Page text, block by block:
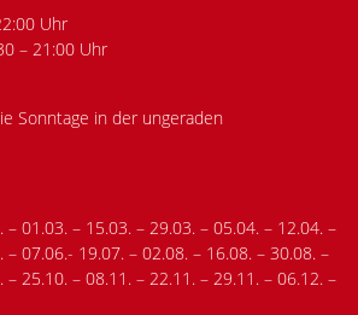
Uhr
– 21:00 Uhr
Sonntage in der ungeraden
– 01.03. – 15.03. – 29.03. – 05.04. – 12.04. –
– 07.06.- 19.07. – 02.08. – 16.08. – 30.08. –
– 25.10. – 08.11. – 22.11. – 29.11. – 06.12. –